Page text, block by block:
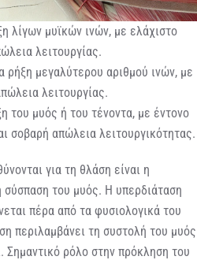
λίγων μυϊκών ινών, με ελάχιστο
λειτουργίας.
ρήξη μεγαλύτερου αριθμού ινών, με
λειτουργίας.
του μυός ή του τένοντα, με έντονο
σοβαρή απώλεια λειτουργικότητας.
για τη θλάση είναι η
σύσπαση του μυός. Η υπερδιάταση
πέρα από τα φυσιολογικά του
περιλαμβάνει τη συστολή του μυός
Σημαντικό ρόλο στην πρόκληση του